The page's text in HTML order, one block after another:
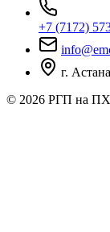
+7 (7172)
г.
© 2026 РГП на